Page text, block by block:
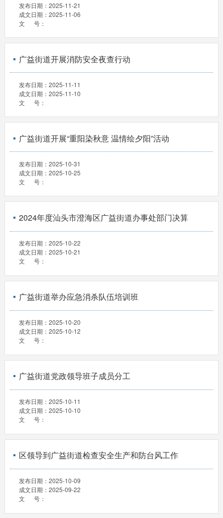
发布日期： 2025-11-21
成文日期： 2025-11-06
文 号：
广益街道开展消防安全夜查行动
发布日期： 2025-11-11
成文日期： 2025-11-10
文 号：
广益街道开展“重阳染秋意 温情绘夕阳”活动
发布日期： 2025-10-31
成文日期： 2025-10-25
文 号：
2024年度汕头市澄海区广益街道办事处部门决算
发布日期： 2025-10-22
成文日期： 2025-10-21
文 号：
广益街道举办应急消杀队伍培训班
发布日期： 2025-10-20
成文日期： 2025-10-12
文 号：
广益街道党政领导班子成员分工
发布日期： 2025-10-11
成文日期： 2025-10-10
文 号：
区领导到广益街道检查安全生产和防台风工作
发布日期： 2025-10-09
成文日期： 2025-09-22
文 号：